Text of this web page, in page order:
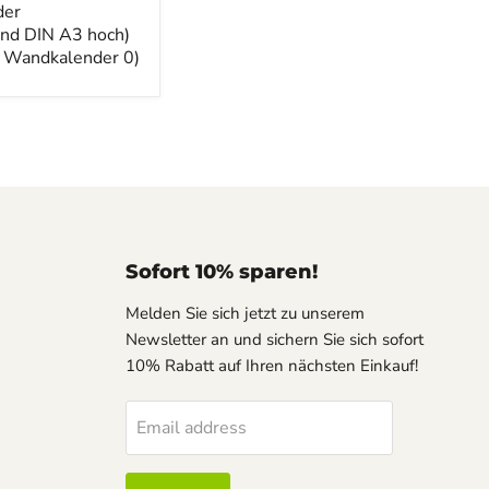
DIN A3 hoch)
Wandkalender 0)
Sofort 10% sparen!
Melden Sie sich jetzt zu unserem
Newsletter an und sichern Sie sich sofort
10% Rabatt auf Ihren nächsten Einkauf!
Email address